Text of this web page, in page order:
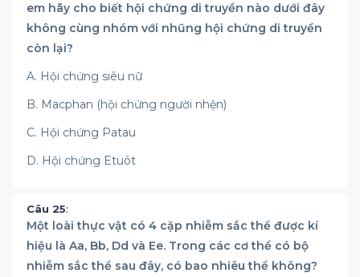
em hãy cho biết hội chứng di truyền nào dưới đây
không cùng nhóm với nhũng hội chứng di truyền
còn lại?
A. Hội chứng siêu nữ
B. Macphan (hội chứng người nhện)
C. Hội chứng Patau
D. Hội chứng Etuôt
Câu 25:
Một loài thực vật có 4 cặp nhiễm sắc thể được kí
hiệu là Aa, Bb, Dd và Ee. Trong các cơ thể có bộ
nhiễm sắc thể sau đây, có bao nhiêu thể không?